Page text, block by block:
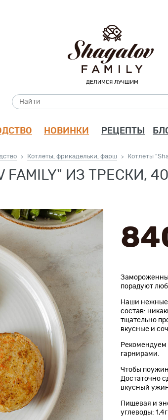
ДЕЛИМСЯ ЛУЧШИМ
НОВИНКИ РЕЦЕПТЫ
> Котлеты, фрикадельки, фарш > Котлеты
FAMILY" ИЗ ТРЕСКИ,
порадуют
Наши нежные
состав:
тщательно
вкусные и
Рекомендуем
гарнирами.
Чтобы
Достаточно
вкусный
Пищевая и
углеводы: